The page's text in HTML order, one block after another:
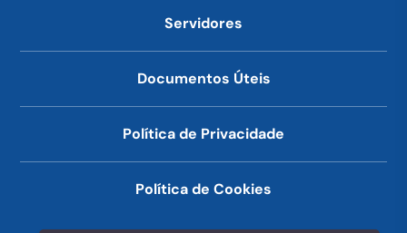
Servidores
Documentos Úteis
Política de Privacidade
Política de Cookies